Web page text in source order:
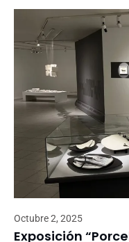
Octubre 2, 2025
Exposición